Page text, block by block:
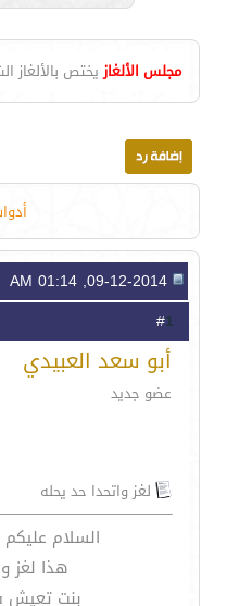
مجلس الألغاز يختص بالألغاز
1
أبو سعد العبيدي
عضو جديد
لغز واتحدا حد يحله
السلام عليكم
هذا لغز
بنت تعيش